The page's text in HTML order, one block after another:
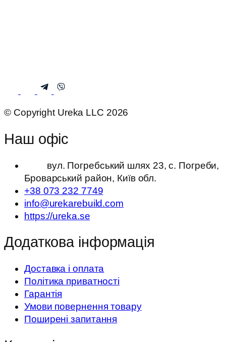
© Copyright Ureka LLC 2026
Наш офіс
вул. Погребський шлях 23, с. Погреби,
Броварський район, Київ обл.
+38 073 232 7749
info@urekarebuild.com
https://ureka.se
Додаткова інформація
Доставка і оплата
Політика приватності
Гарантія
Умови повернення товару
Поширені запитання